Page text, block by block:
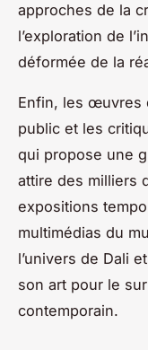
approches de la
l’exploration de
déformée de la
Enfin, les œuvres
public et les
qui propose une
attire des milliers
expositions
multimédias du
l’univers de Dali
son art pour le
contemporain.